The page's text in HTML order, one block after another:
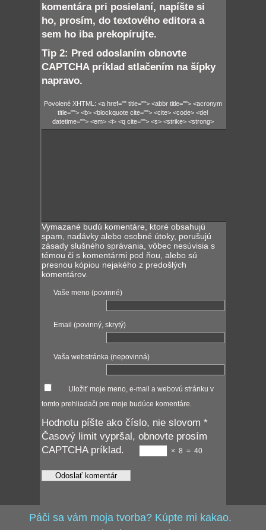
komentára pri posielaní, napíšte si
ho, prosím, do textového editora a
sem ho iba prekopírujte.
Tip 2: Pred odoslaním obnovte
CAPTCHA príklad stlačením na šípky
napravo.
Povolené XHTML: <a href="" title=""> <abbr title=""> <acronym
title=""> <b> <blockquote cite=""> <cite> <code> <del
datetime=""> <em> <i> <q cite=""> <s> <strike> <strong>
Vymazané budú komentáre, ktoré obsahujú
spam, nadávky alebo osobné útoky, porušujú
zásady slušného správania, vôbec nesúvisia s
témou či s komentármi pod ňou, alebo sú
presnou kópiou nejakého z predošlých
komentárov.
Vaše meno (povinné)
Email (povinný, skrytý)
Vaša webstránka (nepovinná)
Uložiť moje meno, e-mail a webovú stránku v
tomto prehliadači pre moje budúce komentáre.
Hodnotu píšte ako číslo, nie slovom *
Časový limit vypršal, obnovte prosím
CAPTCHA príklad.
× 8 = 40
Páči sa vám moja tvorba? Kúpte mi kakao.